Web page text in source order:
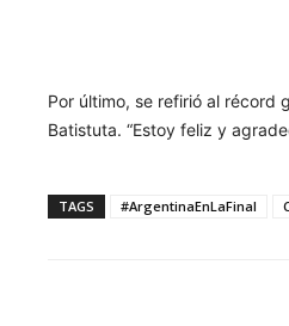
Por último, se refirió al récord
Batistuta. “Estoy feliz y
TAGS #ArgentinaEnLaFinal